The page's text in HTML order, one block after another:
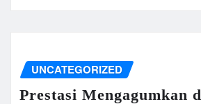
UNCATEGORIZED
Prestasi Mengagumkan